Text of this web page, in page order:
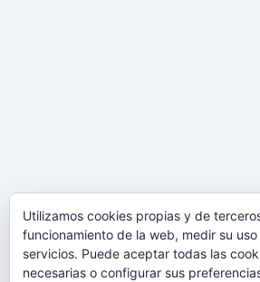
Utilizamos cookies propias y de
funcionamiento de la web, medir su
servicios. Puede aceptar todas las
necesarias o configurar sus